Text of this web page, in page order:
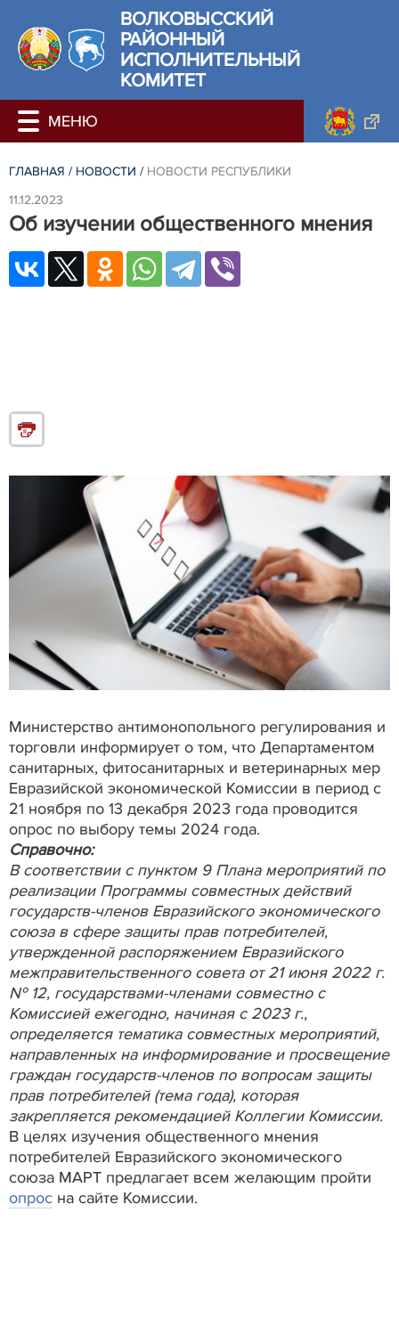
ВОЛКОВЫССКИЙ
РАЙОННЫЙ
ИСПОЛНИТЕЛЬНЫЙ
КОМИТЕТ
ГЛАВНАЯ / НОВОСТИ / НОВОСТИ РЕСПУБЛИКИ
11.12.2023
Об изучении общественного мнения
Министерство антимонопольного регулирования и
торговли информирует о том, что Департаментом
санитарных, фитосанитарных и ветеринарных мер
Евразийской экономической Комиссии в период с
21 ноября по 13 декабря 2023 года проводится
опрос по выбору темы 2024 года.
Справочно:
В соответствии с пунктом 9 Плана мероприятий по
реализации Программы совместных действий
государств-членов Евразийского экономического
союза в сфере защиты прав потребителей,
утвержденной распоряжением Евразийского
межправительственного совета от 21 июня 2022 г.
№ 12, государствами-членами совместно с
Комиссией ежегодно, начиная с 2023 г.,
определяется тематика совместных мероприятий,
направленных на информирование и просвещение
граждан государств-членов по вопросам защиты
прав потребителей (тема года), которая
закрепляется рекомендацией Коллегии Комиссии.
В целях изучения общественного мнения
потребителей Евразийского экономического
союза МАРТ предлагает всем желающим пройти
опрос на сайте Комиссии.